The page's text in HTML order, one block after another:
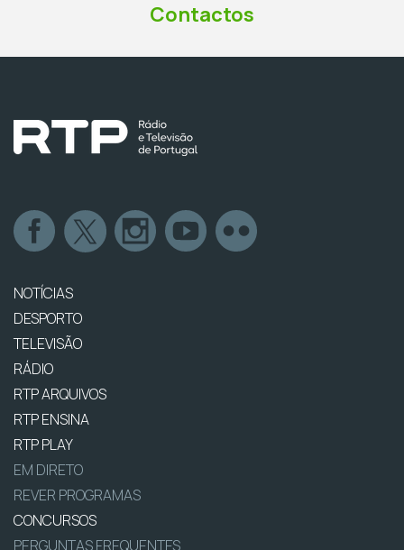
Contactos
NOTÍCIAS
DESPORTO
TELEVISÃO
RÁDIO
RTP ARQUIVOS
RTP ENSINA
RTP PLAY
EM DIRETO
REVER PROGRAMAS
CONCURSOS
PERGUNTAS FREQUENTES